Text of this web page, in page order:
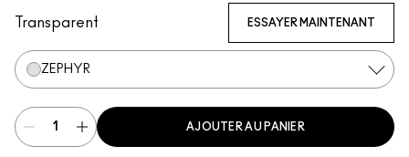
Transparent ESSAYER MAINTENANT
ZEPHYR
AJOUTER AU PANIER